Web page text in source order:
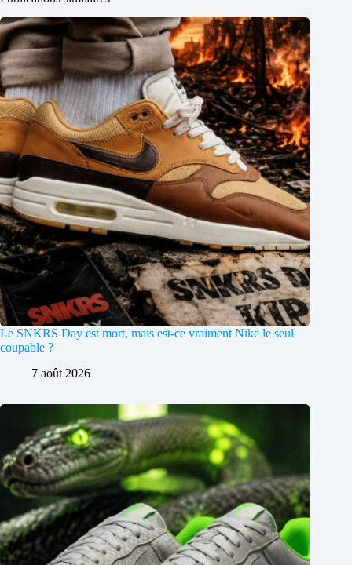
Le SNKRS Day est mort, mais est-ce vraiment Nike le seul
coupable ?
7 août 2026